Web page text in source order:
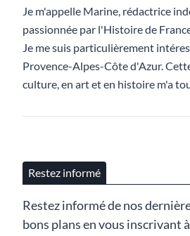
Je m'appelle Marine, rédactrice
passionnée par l'Histoire de
Je me suis particulièrement
Provence-Alpes-Côte d'Azur.
culture, en art et en histoire m'a
Restez informé
Restez informé de nos
bons plans en vous inscrivant